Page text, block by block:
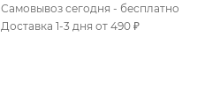
Самовывоз сегодня - бесплатно
Доставка 1-3 дня от 490 ₽